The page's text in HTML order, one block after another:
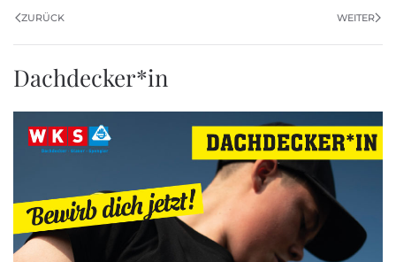
ZURÜCK WEITER
Dachdecker*in